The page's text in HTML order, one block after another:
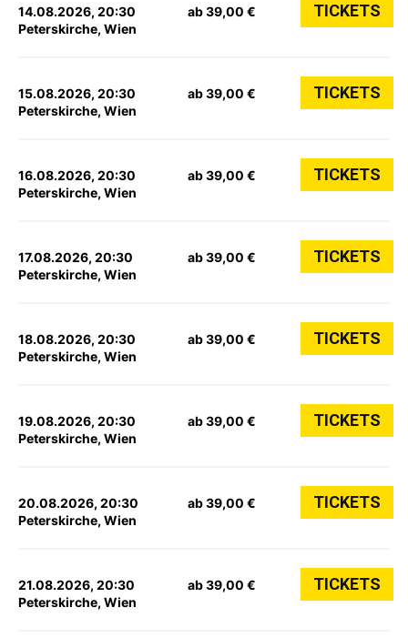
14.08.2026, 20:30
Peterskirche, Wien
ab 39,00 € TICKETS
15.08.2026, 20:30
Peterskirche, Wien
ab 39,00 € TICKETS
16.08.2026, 20:30
Peterskirche, Wien
ab 39,00 € TICKETS
17.08.2026, 20:30
Peterskirche, Wien
ab 39,00 € TICKETS
18.08.2026, 20:30
Peterskirche, Wien
ab 39,00 € TICKETS
19.08.2026, 20:30
Peterskirche, Wien
ab 39,00 € TICKETS
20.08.2026, 20:30
Peterskirche, Wien
ab 39,00 € TICKETS
21.08.2026, 20:30
Peterskirche, Wien
ab 39,00 € TICKETS